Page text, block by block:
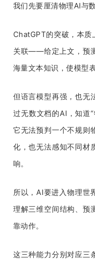
我们先要厘清物理AI与
ChatGPT的突破，本质
关联——给定上文，预
海量文本知识，使模型
但语言模型再强，也无
过无数文档的AI，知道
它无法预判一个不规则
化，也无法感知不同材
响。
所以，AI要进入物理世
理解三维空间结构、预
靠动作。
这三种能力分别对应三